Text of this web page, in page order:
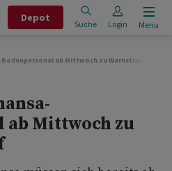
Depot
Suche Login Menu
ab Mittwoch zu Warnstreik auf
ab Mittwoch zu